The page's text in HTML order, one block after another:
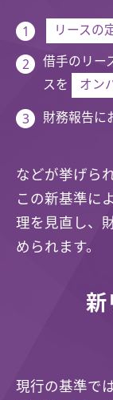
リースの
借手のリー
スを
オン
財務報告に
などが挙げら
この新基準に
理を見直し、
められます。
新
現行の基準で